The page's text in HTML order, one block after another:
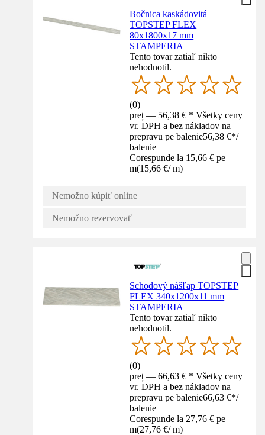
Bočnica kaskádovitá
TOPSTEP FLEX
80x1800x17 mm
STAMPERIA
Tento tovar zatiaľ nikto
nehodnotil.
(0)
preț — 56,38 € * Všetky ceny
vr. DPH a bez nákladov na
prepravu pe balenie56,38 €*/
balenie
Corespunde la 15,66 € pe
m(15,66 €/ m)
Nemožno kúpiť online
Nemožno rezervovať
Schodový nášľap TOPSTEP
FLEX 340x1200x11 mm
STAMPERIA
Tento tovar zatiaľ nikto
nehodnotil.
(0)
preț — 66,63 € * Všetky ceny
vr. DPH a bez nákladov na
prepravu pe balenie66,63 €*/
balenie
Corespunde la 27,76 € pe
m(27,76 €/ m)